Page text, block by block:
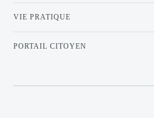
VIE PRATIQUE
PORTAIL CITOYEN